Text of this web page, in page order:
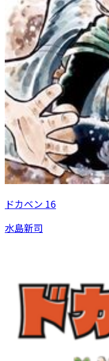
ドカベン 16
水島新司